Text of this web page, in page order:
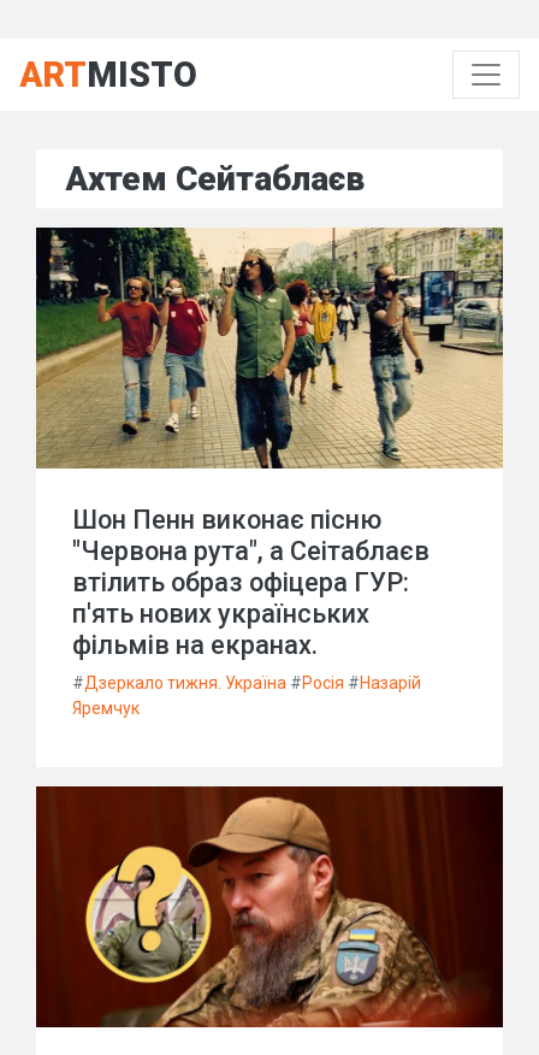
ARTMISTO
Ахтем Сейтаблаєв
Шон Пенн виконає пісню
"Червона рута", а Сеітаблаєв
втілить образ офіцера ГУР:
п'ять нових українських
фільмів на екранах.
#Дзеркало тижня. Україна #Росія #Назарій
Яремчук